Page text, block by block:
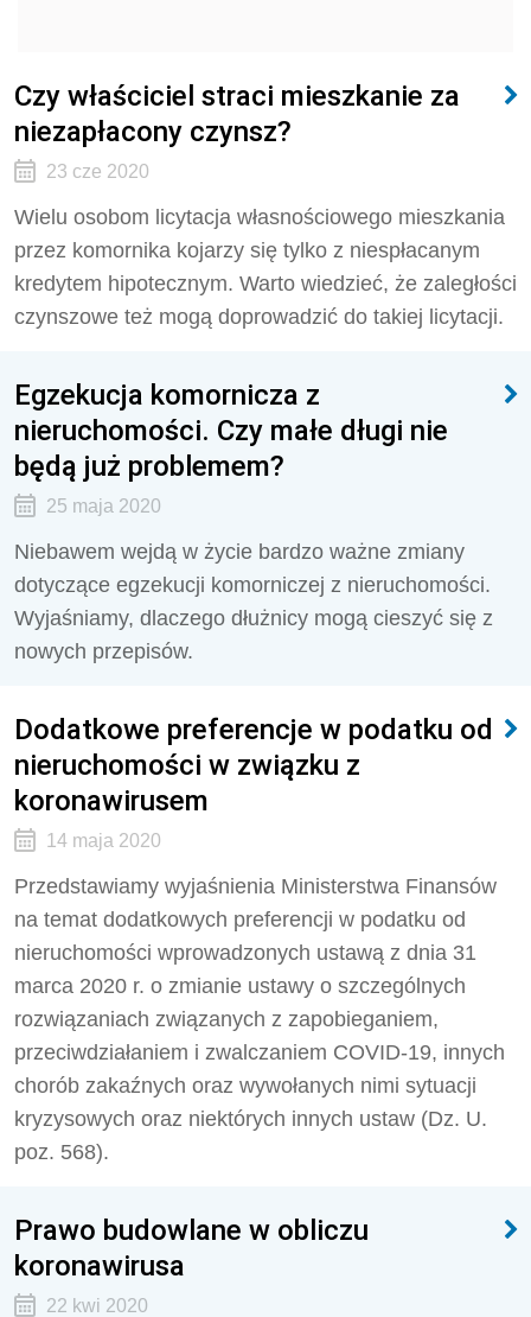
Czy właściciel straci mieszkanie za
niezapłacony czynsz?
23 cze 2020
Wielu osobom licytacja własnościowego mieszkania
przez komornika kojarzy się tylko z niespłacanym
kredytem hipotecznym. Warto wiedzieć, że zaległości
czynszowe też mogą doprowadzić do takiej licytacji.
Egzekucja komornicza z
nieruchomości. Czy małe długi nie
będą już problemem?
25 maja 2020
Niebawem wejdą w życie bardzo ważne zmiany
dotyczące egzekucji komorniczej z nieruchomości.
Wyjaśniamy, dlaczego dłużnicy mogą cieszyć się z
nowych przepisów.
Dodatkowe preferencje w podatku od
nieruchomości w związku z
koronawirusem
14 maja 2020
Przedstawiamy wyjaśnienia Ministerstwa Finansów
na temat dodatkowych preferencji w podatku od
nieruchomości wprowadzonych ustawą z dnia 31
marca 2020 r. o zmianie ustawy o szczególnych
rozwiązaniach związanych z zapobieganiem,
przeciwdziałaniem i zwalczaniem COVID-19, innych
chorób zakaźnych oraz wywołanych nimi sytuacji
kryzysowych oraz niektórych innych ustaw (Dz. U.
poz. 568).
Prawo budowlane w obliczu
koronawirusa
22 kwi 2020